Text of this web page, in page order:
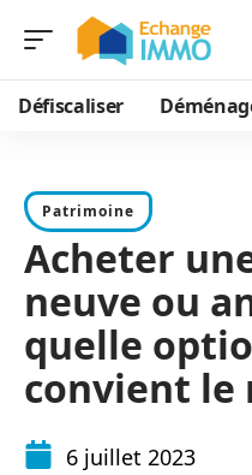
Défiscaliser
Patrimoine
Acheter
neuve ou
quelle
convient le
6 juillet 2023